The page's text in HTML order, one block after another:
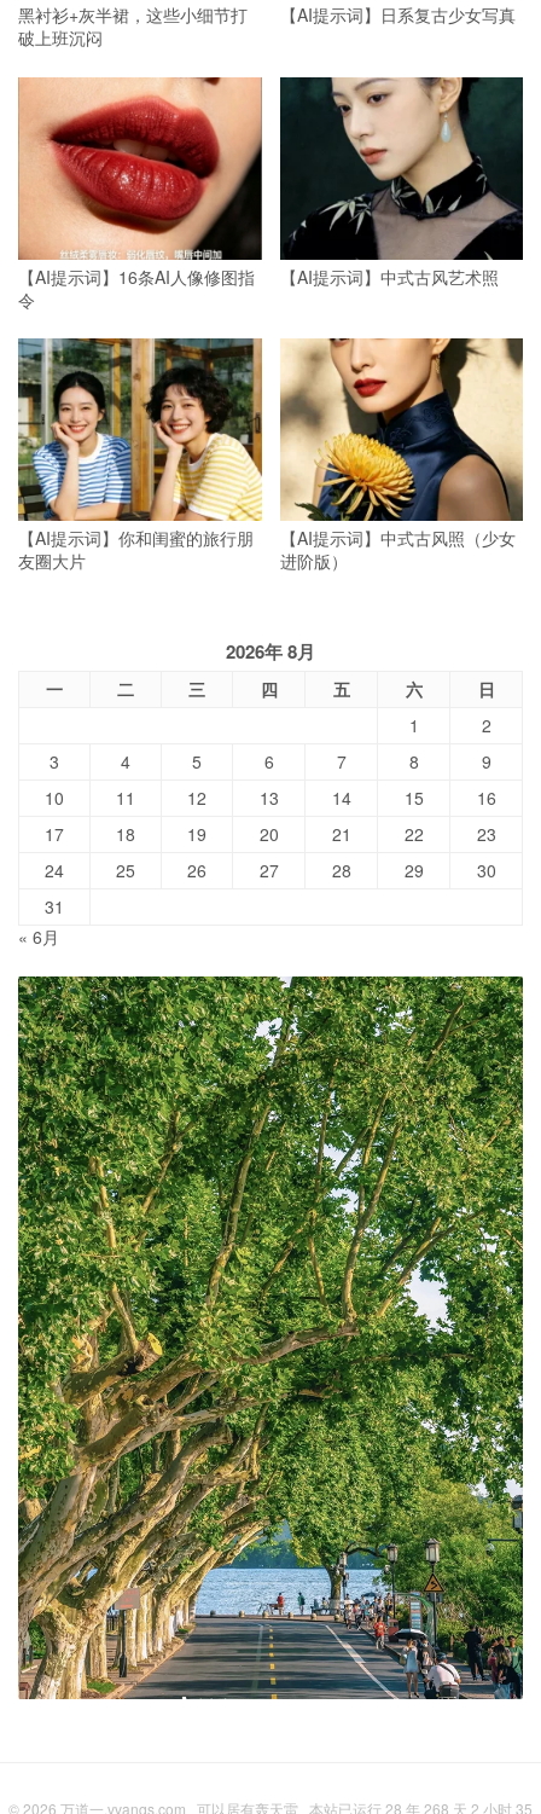
黑衬衫+灰半裙，这些小细节打
破上班沉闷
【AI提示词】日系复古少女写真
【AI提示词】16条AI人像修图指
令
【AI提示词】中式古风艺术照
【AI提示词】你和闺蜜的旅行朋
友圈大片
【AI提示词】中式古风照（少女
进阶版）
2026年 8月
一 二 三 四 五 六
日
1
2
3
4 5 6 7 8
9
10
11 12 13 14 15
16
17
18 19 20 21 22
23
24
25 26 27 28 29
30
31
« 6月
© 2026 万道一,vvanqs.com 可以居有轰天雷 本站已运行 28 年 268 天 2 小时 35